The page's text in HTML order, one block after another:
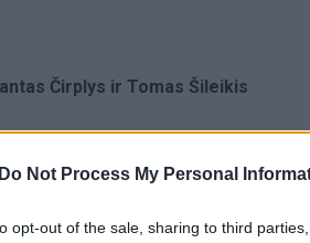
Do Not Process My Personal
opt-out of the sale, sharing to third
Čirplys ir Tomas Šileikis
irsavanoriaikariai atlieka
po mokyklos savanoriškai